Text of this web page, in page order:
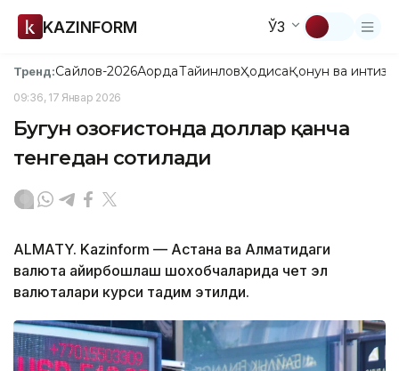
KAZINFORM ЎЗ
Тренд:Сайлов-2026АқордаТайинловҲодисаҚонун ва
09:36, 17 Январ 2026
Бугун Қозоғистонда доллар қанча
тенгедан сотилади
ALMATY. Kazinform — Астана ва Алматидаги
валюта айирбошлаш шохобчаларида чет эл
валюталари курси тақдим этилди.